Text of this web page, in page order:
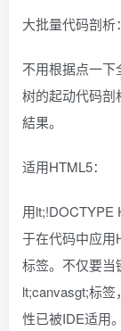
大批量代码剖析：
不用根据点一
树的起动代码剖
結果。
适用HTML5：
用lt;!DOCTYPE
于在代码中应用
标签。不仅要当
lt;canvasgt;标
性已被IDE适用。